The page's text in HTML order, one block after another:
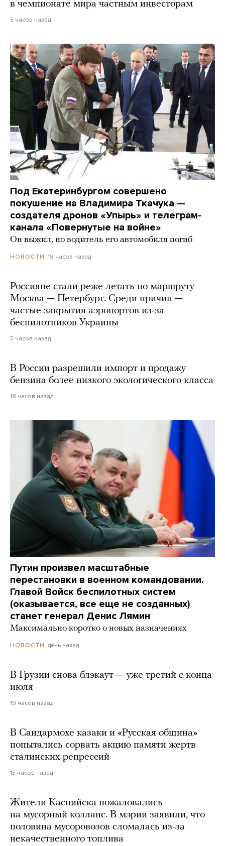
в чемпионате мира частным инвесторам
5 часов назад
Под Екатеринбургом совершено
покушение на Владимира Ткачука —
создателя дронов «Упырь» и телеграм-
канала «Повернутые на войне»
Он выжил, но водитель его автомобиля погиб
НОВОСТИ 18 часов назад
Россияне стали реже летать по маршруту
Москва — Петербург. Среди причин —
частые закрытия аэропортов из-за
беспилотников Украины
5 часов назад
В России разрешили импорт и продажу
бензина более низкого экологического класса
18 часов назад
Путин произвел масштабные
перестановки в военном командовании.
Главой Войск беспилотных систем
(оказывается, все еще не созданных)
станет генерал Денис Лямин
Максимально коротко о новых назначениях
НОВОСТИ день назад
В Грузии снова блэкаут — уже третий с конца
июля
19 часов назад
В Сандармохе казаки и «Русская община»
попытались сорвать акцию памяти жертв
сталинских репрессий
15 часов назад
Жители Каспийска пожаловались
на мусорный коллапс. В мэрии заявили, что
половина мусоровозов сломалась из-за
некачественного топлива